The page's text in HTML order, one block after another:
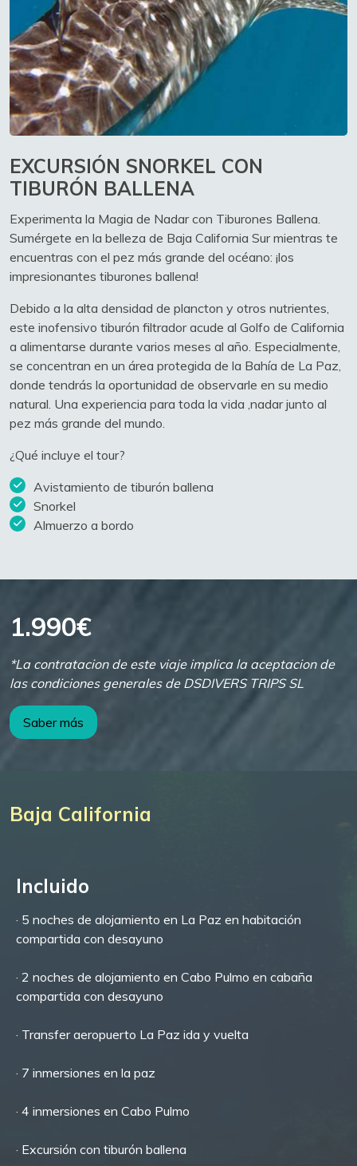
EXCURSIÓN SNORKEL CON
TIBURÓN BALLENA
Experimenta la Magia de Nadar con Tiburones Ballena.
Sumérgete en la belleza de Baja California Sur mientras te
encuentras con el pez más grande del océano: ¡los
impresionantes tiburones ballena!
Debido a la alta densidad de plancton y otros nutrientes,
este inofensivo tiburón filtrador acude al Golfo de California
a alimentarse durante varios meses al año. Especialmente,
se concentran en un área protegida de la Bahía de La Paz,
donde tendrás la oportunidad de observarle en su medio
natural. Una experiencia para toda la vida ,nadar junto al
pez más grande del mundo.
¿Qué incluye el tour?
Avistamiento de tiburón ballena
Snorkel
Almuerzo a bordo
1.990€
*La contratacion de este viaje implica la aceptacion de
las condiciones generales de DSDIVERS TRIPS SL
Saber más
Baja California
Incluido
· 5 noches de alojamiento en La Paz en habitación
compartida con desayuno
· 2 noches de alojamiento en Cabo Pulmo en cabaña
compartida con desayuno
· Transfer aeropuerto La Paz ida y vuelta
· 7 inmersiones en la paz
· 4 inmersiones en Cabo Pulmo
· Excursión con tiburón ballena